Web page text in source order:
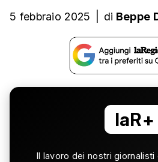
5 febbraio 2025 di Beppe
laR+
Il lavoro dei nostri